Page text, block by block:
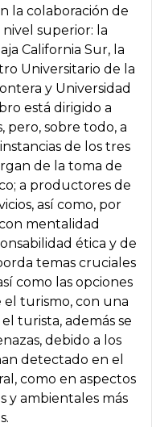
la colaboración de
superior: la
California Sur, la
Universitario de la
y Universidad
está dirigido a
pero, sobre todo, a
de los tres
de la toma de
a productores de
así como, por
mentalidad
ética y de
temas cruciales
como las opciones
turismo, con una
turista, además se
debido a los
detectado en el
como en aspectos
y ambientales más